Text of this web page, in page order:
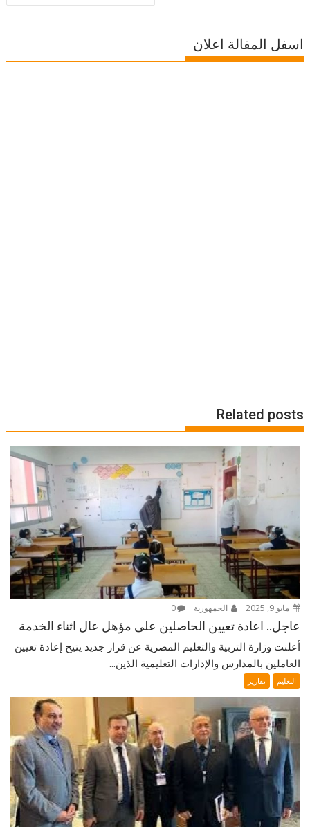
اسفل المقالة اعلان
Related posts
مايو 9, 2025 الجمهورية 0
عاجل.. اعادة تعيين الحاصلين على مؤهل عال اثناء الخدمة
أعلنت وزارة التربية والتعليم المصرية عن قرار جديد يتيح إعادة تعيين
العاملين بالمدارس والإدارات التعليمية الذين...
التعليم تقارير